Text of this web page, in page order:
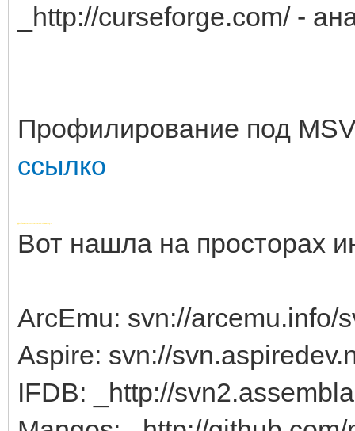
_http://curseforge.com/ -
Профилирование под
сcылко
Добавлено через 14 минут
Вот нашла на просторах
ArcEmu: svn://arcemu.info/
Aspire: svn://
IFDB: _http://